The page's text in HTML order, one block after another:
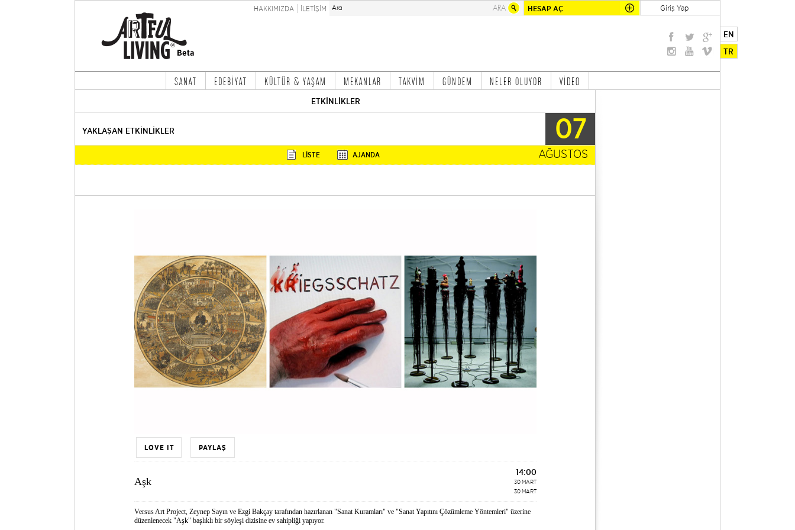
HESAP AÇ Giriş Yap
HAKKIMIZDA İLETİŞİM
EN
TR
SANAT EDEBİYAT KÜLTÜR & YAŞAM MEKANLAR TAKVİM GÜNDEM NELER OLUYOR VİDEO
ETKİNLİKLER
YAKLAŞAN ETKİNLİKLER 07
LİSTE AJANDA AĞUSTOS
LOVE IT PAYLAŞ
Aşk
14:00
30 MART
30 MART
Versus Art Project, Zeynep Sayın ve Ezgi Bakçay tarafından hazırlanan "Sanat Kuramları" ve "Sanat Yapıtını Çözümleme Yöntemleri" üzerine
düzenlenecek "Aşk" başlıklı bir söyleşi dizisine ev sahipliği yapıyor.